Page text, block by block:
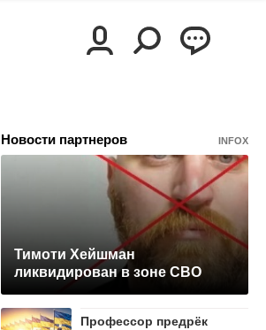
Новости партнеров INFOX
Тимоти Хейшман
ликвидирован в зоне СВО
Профессор предрёк